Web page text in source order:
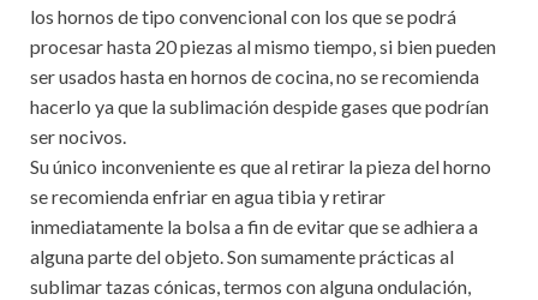
los hornos de tipo convencional con los que se podrá
procesar hasta 20 piezas al mismo tiempo, si bien pueden
ser usados hasta en hornos de cocina, no se recomienda
hacerlo ya que la sublimación despide gases que podrían
ser nocivos.
Su único inconveniente es que al retirar la pieza del horno
se recomienda enfriar en agua tibia y retirar
inmediatamente la bolsa a fin de evitar que se adhiera a
alguna parte del objeto. Son sumamente prácticas al
sublimar tazas cónicas, termos con alguna ondulación,